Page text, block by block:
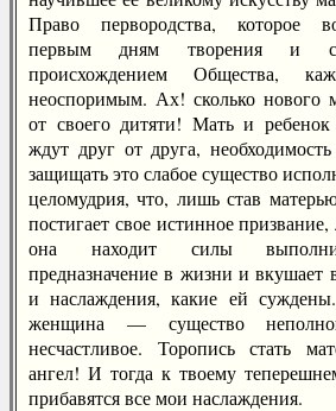
Право первородства, которое
первым дням творения и
происхождением Общества,
неоспоримым. Ах! сколько нового
от своего дитяти! Мать и
ждут друг от друга,
защищать это слабое существо
целомудрия, что, лишь став
постигает свое истинное
она находит силы
предназначение в жизни и вкушает
и наслаждения, какие ей суждены.
женщина — существо
несчастливое. Торопись стать
ангел! И тогда к твоему
прибавятся все мои наслаждения.